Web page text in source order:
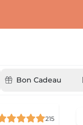
Bon Cadeau
215